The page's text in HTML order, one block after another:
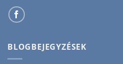
BLOGBEJEGYZÉSEK